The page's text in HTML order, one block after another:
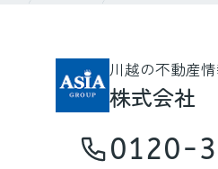
川越の不動産
株式会社
0120-